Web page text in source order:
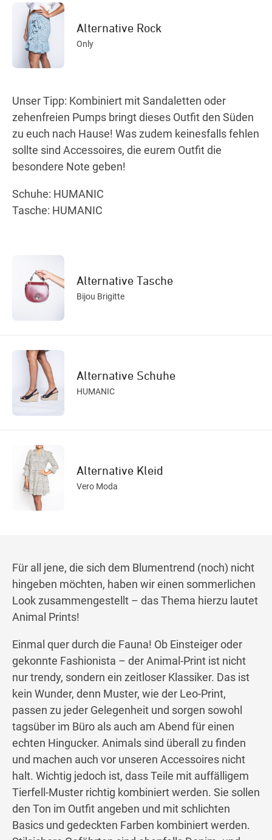
Alternative Rock
Only
Unser Tipp: Kombiniert mit Sandaletten oder
zehenfreien Pumps bringt dieses Outfit den Süden
zu euch nach Hause! Was zudem keinesfalls fehlen
sollte sind Accessoires, die eurem Outfit die
besondere Note geben!
Schuhe: HUMANIC
Tasche: HUMANIC
Alternative Tasche
Bijou Brigitte
Alternative Schuhe
HUMANIC
Alternative Kleid
Vero Moda
Für all jene, die sich dem Blumentrend (noch) nicht
hingeben möchten, haben wir einen sommerlichen
Look zusammengestellt – das Thema hierzu lautet
Animal Prints!
Einmal quer durch die Fauna! Ob Einsteiger oder
gekonnte Fashionista – der Animal-Print ist nicht
nur trendy, sondern ein zeitloser Klassiker. Das ist
kein Wunder, denn Muster, wie der Leo-Print,
passen zu jeder Gelegenheit und sorgen sowohl
tagsüber im Büro als auch am Abend für einen
echten Hingucker. Animals sind überall zu finden
und machen auch vor unseren Accessoires nicht
halt. Wichtig jedoch ist, dass Teile mit auffälligem
Tierfell-Muster richtig kombiniert werden. Sie sollen
den Ton im Outfit angeben und mit schlichten
Basics und gedeckten Farben kombiniert werden.